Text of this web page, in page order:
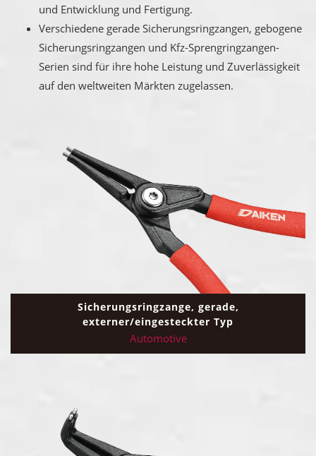
und Entwicklung und Fertigung.
Verschiedene gerade Sicherungsringzangen, gebogene
Sicherungsringzangen und Kfz-Sprengringzangen-
Serien sind für ihre hohe Leistung und Zuverlässigkeit
auf den weltweiten Märkten zugelassen.
Sicherungsringzange, gerade,
externer/eingesteckter Typ
Automotive